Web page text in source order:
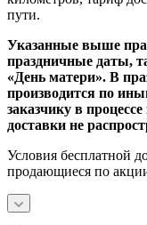
пути.
Указанные выше
праздничные даты,
«День матери». В
производится по
заказчику в
доставки не
Условия бесплатной
продающиеся по